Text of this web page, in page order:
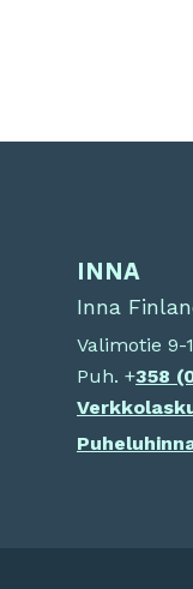
INNA
Inna
Valimotie 9-
Puh. +358